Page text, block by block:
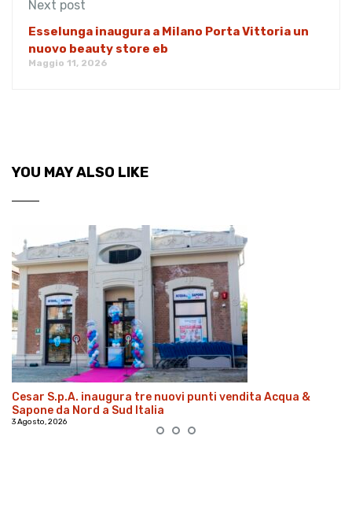
Next post
Esselunga inaugura a Milano Porta Vittoria un
nuovo beauty store eb
Maggio 11, 2026
YOU MAY ALSO LIKE
Cesar S.p.A. inaugura tre nuovi punti vendita Acqua &
Sapone da Nord a Sud Italia
3 Agosto, 2026